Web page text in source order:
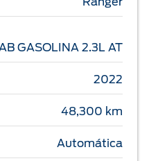
GASOLINA 2.3L AT
2022
48,300 km
Automática